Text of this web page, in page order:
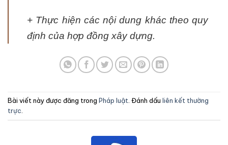
+ Thực hiện các nội dung khác theo quy
định của hợp đồng xây dựng.
Bài viết này được đăng trong Pháp luật. Đánh dấu liên kết thường
trực.